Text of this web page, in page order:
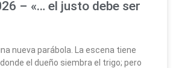
– «… el justo debe ser
nueva parábola. La escena tiene
el dueño siembra el trigo; pero